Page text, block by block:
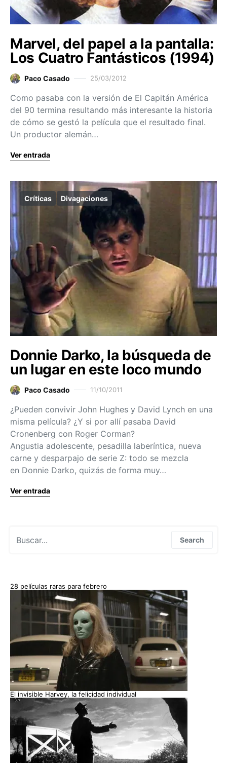
Marvel, del papel a la pantalla:
Los Cuatro Fantásticos (1994)
Paco Casado 25/03/2012
Como pasaba con la versión de El Capitán América
del 90 termina resultando más interesante la historia
de cómo se gestó la película que el resultado final.
Un productor alemán…
Ver entrada
Críticas Divagaciones
Donnie Darko, la búsqueda de
un lugar en este loco mundo
Paco Casado 11/10/2011
¿Pueden convivir John Hughes y David Lynch en una
misma película? ¿Y si por allí pasaba David
Cronenberg con Roger Corman?
Angustia adolescente, pesadilla laberíntica, nueva
carne y desparpajo de serie Z: todo se mezcla
en Donnie Darko, quizás de forma muy…
Ver entrada
Search
28 películas raras para febrero
El invisible Harvey, la felicidad individual